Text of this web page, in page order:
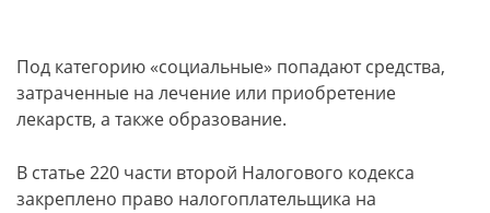
Под категорию «социальные» попадают средства,
затраченные на лечение или приобретение
лекарств, а также образование.
В статье 220 части второй Налогового кодекса
закреплено право налогоплательщика на